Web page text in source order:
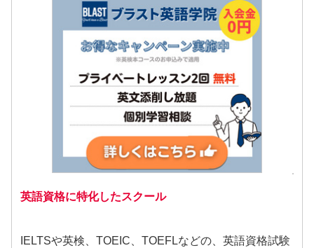
英語資格に特化したスクール
IELTSや英検、TOEIC、TOEFLなどの、英語資格試験